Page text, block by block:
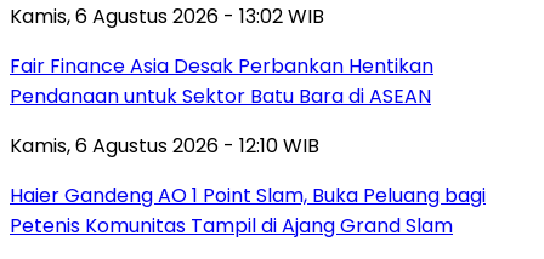
Kamis, 6 Agustus 2026 - 13:02 WIB
Fair Finance Asia Desak Perbankan Hentikan
Pendanaan untuk Sektor Batu Bara di ASEAN
Kamis, 6 Agustus 2026 - 12:10 WIB
Haier Gandeng AO 1 Point Slam, Buka Peluang bagi
Petenis Komunitas Tampil di Ajang Grand Slam